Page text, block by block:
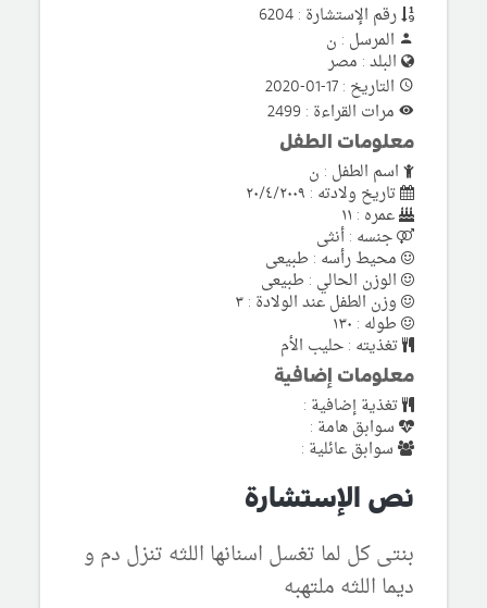
رقم الإستشارة : 6204
المرسل : ن
البلد : مصر
التاريخ : 17-01-2020
مرات القراءة : 2499
معلومات الطفل
اسم الطفل : ن
تاريخ ولادته : ٢٠/٤/٢٠٠٩
عمره : ١١
جنسه : أنثى
محيط رأسه : طبيعى
الوزن الحالي : طبيعى
وزن الطفل عند الولادة : ٣
طوله : ١٣٠
تغذيته : حليب الأم
معلومات إضافية
تغذية إضافية :
سوابق هامة :
سوابق عائلية :
نص الإستشارة
بنتى كل لما تغسل اسنانها اللثه تنزل دم و
ديما اللثه ملتهبه